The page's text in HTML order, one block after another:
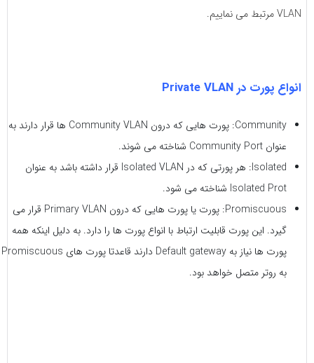
VLAN مرتبط می نماییم.
انواع پورت در Private VLAN
Community: پورت هایی که درون Community VLAN ها قرار دارند به
عنوان Community Port شناخته می شوند.
Isolated: هر پورتی که در Isolated VLAN قرار داشته باشد به عنوان
Isolated Prot شناخته می شود.
Promiscuous: پورت یا پورت هایی که درون Primary VLAN قرار می
گیرد. این پورت قابلیت ارتباط با انواع پورت ها را دارد. به دلیل اینکه همه
پورت ها نیاز به Default gateway دارند قاعدتا پورت های Promiscuous
به روتر متصل خواهد بود.